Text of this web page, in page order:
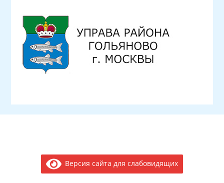
Версия сайта для слабовидящих